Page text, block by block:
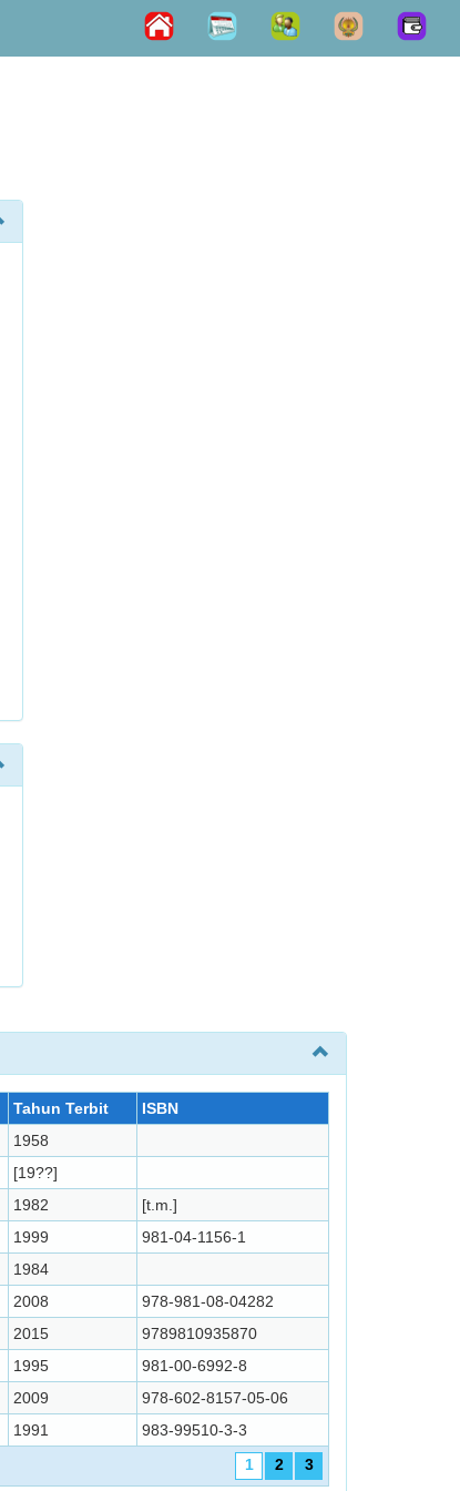
Tahun Terbit
ISBN
1958
[19??]
1982
[t.m.]
1999
981-04-1156-1
1984
2008
978-981-08-04282
2015
9789810935870
1995
981-00-6992-8
2009
978-602-8157-05-06
1991
983-99510-3-3
1
2 3